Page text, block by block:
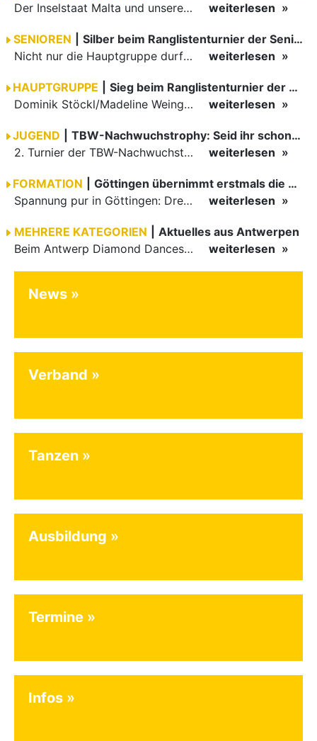
Der Inselstaat Malta und unsere Nachbarrepublik Österreich waren am Wochenende beliebte Reiseziele der TBW-Tanzsportpaare. Am erfolgreichsten waren Razvan Dumitrescu/Jaqueline Joos mit einer…
weiterlesen
SENIOREN
Silber beim Ranglistenturnier der Senioren
Nicht nur die Hauptgruppe durfte sich bei den Ranglistenturnieren in Düsseldorf vergleichen und Erfolge einheimsen, auch die Senioren waren im Boston Club erfolgreich.
weiterlesen
HAUPTGRUPPE
Sieg beim Ranglistenturnier der Hauptgruppe
Dominik Stöckl/Madeline Weingärtner gewinnen das Ranglistenturnier Standard in Düsseldorf. Arthur Ankerstein/Georgiana Barbu werden Dritte in der Lateinsektion und Sergiu Maruster/Anastasia Stan verpassen…
weiterlesen
JUGEND
TBW-Nachwuchstrophy: Seid ihr schon gemeldet?
2. Turnier der TBW-Nachwuchstrophy: Am 24.02.2019 findet wieder das Hohenloher Jugendmeeting beim TSC Rot-Weiß Öhringen statt.
weiterlesen
FORMATION
Göttingen übernimmt erstmals die Tabellenführung
Spannung pur in Göttingen: Drei Favoriten, drei erste Tabellenplätze, drei Stürze im Finale. Mitreißender hätte ein Ligaturnier nicht sein können.
weiterlesen
MEHRERE KATEGORIEN
Aktuelles aus Antwerpen
Beim Antwerp Diamond Dancesport Cup gingen am Wochenende viele Paare des TBW an den Start. Die größten Erfolge brachten Fainsil/Posmetnaya, Ramazashvili/Faller und Hick/Leßmann aus Belgien zurück ins…
weiterlesen
News
Verband
Tanzen
Ausbildung
Termine
Infos